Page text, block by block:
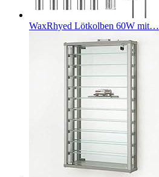
WaxRhyed Lötkolben 60W mit…